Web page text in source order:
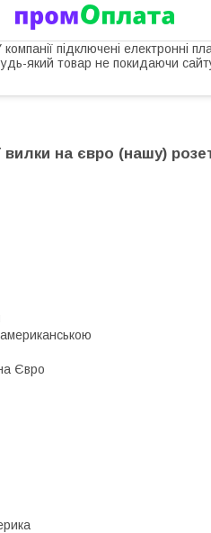
компанії підключені електронні
який товар не покидаючи
вилки на євро (нашу)
Євро